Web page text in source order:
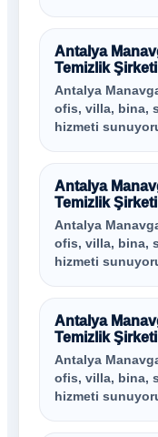
Antalya
Temizlik Şirketi
Antalya
ofis, villa, bina,
hizmeti
Antalya
Temizlik Şirketi
Antalya
ofis, villa, bina,
hizmeti
Antalya
Temizlik Şirketi
Antalya
ofis, villa, bina,
hizmeti